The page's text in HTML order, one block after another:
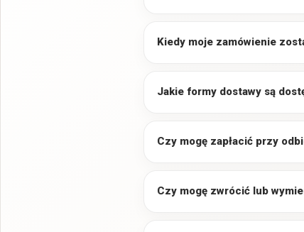
Kiedy moje zamówienie
Jakie formy dostawy są
Czy mogę zapłacić przy
Czy mogę zwrócić lub